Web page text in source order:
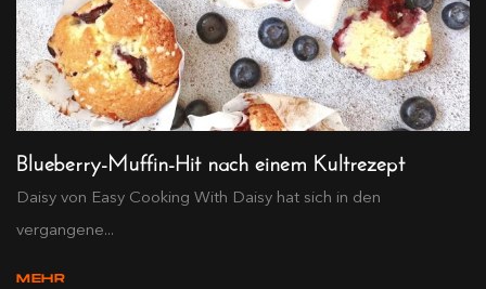
Blueberry-Muffin-Hit nach einem Kultrezept
Daisy von Easy Cooking With Daisy hat sich in den
vergangene...
MEHR